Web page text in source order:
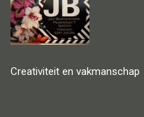
Creativiteit en vakmanschap